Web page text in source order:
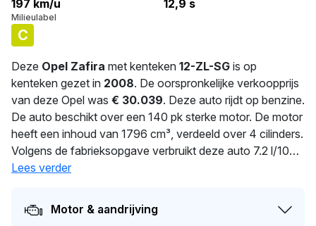
197 km/u 12,9 s
Milieulabel
C
Deze Opel Zafira met kenteken 12-ZL-SG is op
kenteken gezet in 2008. De oorspronkelijke verkoopprijs
van deze Opel was € 30.039. Deze auto rijdt op benzine.
De auto beschikt over een 140 pk sterke motor. De motor
heeft een inhoud van 1796 cm³, verdeeld over 4 cilinders.
Volgens de fabrieksopgave verbruikt deze auto 7.2 l/100
km. Dit model heeft een gewicht van 1.503 kg. De huidige
voertuig moet over 214 dagen opnieuw APK-gekeurd
worden. De auto heeft sinds de registratie 1 keer van
Lees verder
Motor & aandrijving